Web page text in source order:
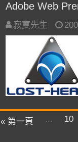
Adobe Web
寂寞先生
« 第一頁 ... 10